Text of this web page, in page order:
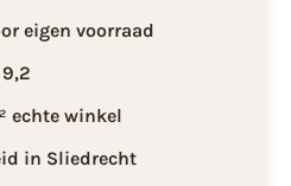
eigen voorraad
echte winkel
in Sliedrecht